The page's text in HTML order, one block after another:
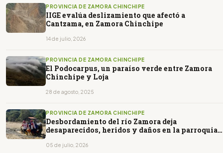
PROVINCIA DE ZAMORA CHINCHIPE
IIGE evalúa deslizamiento que afectó a
Cantzama, en Zamora Chinchipe
14 de julio, 2026
PROVINCIA DE ZAMORA CHINCHIPE
El Podocarpus, un paraíso verde entre Zamora
Chinchipe y Loja
28 de agosto, 2025
PROVINCIA DE ZAMORA CHINCHIPE
Desbordamiento del río Zamora deja
desaparecidos, heridos y daños en la parroquia
05 de julio, 2026